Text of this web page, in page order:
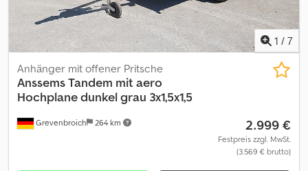
Onlineshop auf trailershop de 10.3005VT2 08-26
1 / 7
Grevenbroich 264 km
Anhänger mit offener Pritsche
AnssemsTandem mit aero
Hochplane dunkel grau 3x1,5x1,5
2.999 €
Festpreis zzgl. MwSt.
(3.569 € brutto)